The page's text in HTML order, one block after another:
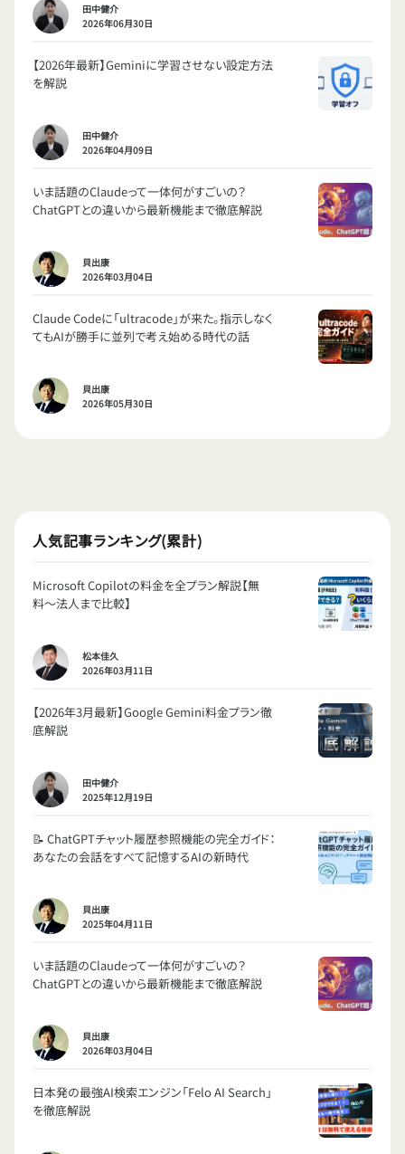
田中健介
2026年06月30日
【2026年最新】Geminiに学習させない設定方法
を解説
田中健介
2026年04月09日
いま話題のClaudeって一体何がすごいの？
ChatGPTとの違いから最新機能まで徹底解説
貝出康
2026年03月04日
Claude Codeに「ultracode」が来た。指示しなく
てもAIが勝手に並列で考え始める時代の話
貝出康
2026年05月30日
人気記事ランキング(累計)
Microsoft Copilotの料金を全プラン解説【無
料〜法人まで比較】
松本佳久
2026年03月11日
【2026年3月最新】Google Gemini料金プラン徹
底解説
田中健介
2025年12月19日
📝 ChatGPTチャット履歴参照機能の完全ガイド：
あなたの会話をすべて記憶するAIの新時代
貝出康
2025年04月11日
いま話題のClaudeって一体何がすごいの？
ChatGPTとの違いから最新機能まで徹底解説
貝出康
2026年03月04日
日本発の最強AI検索エンジン「Felo AI Search」
を徹底解説